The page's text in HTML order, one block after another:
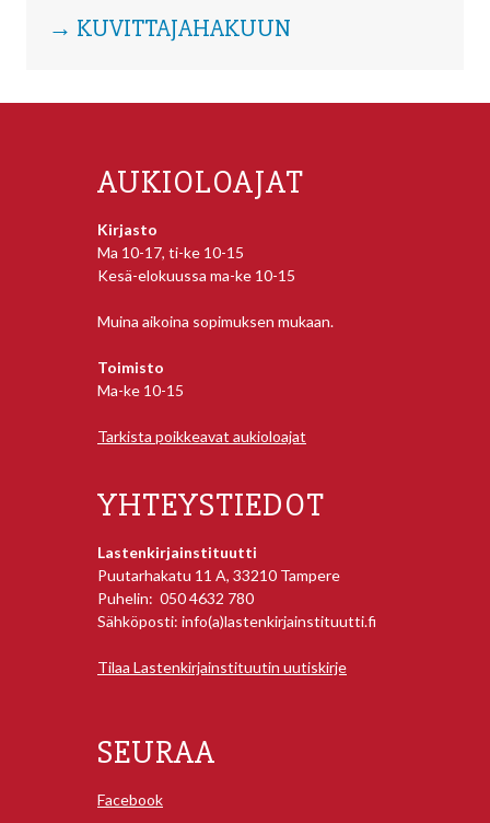
→ KUVITTAJAHAKUUN
AUKIOLOAJAT
Kirjasto
Ma 10-17, ti-ke 10-15
Kesä-elokuussa ma-ke 10-15
Muina aikoina sopimuksen mukaan.
Toimisto
Ma-ke 10-15
Tarkista poikkeavat aukioloajat
YHTEYSTIEDOT
Lastenkirjainstituutti
Puutarhakatu 11 A, 33210 Tampere
Puhelin: 050 4632 780
Sähköposti: info(a)lastenkirjainstituutti.fi
Tilaa Lastenkirjainstituutin uutiskirje
SEURAA
Facebook